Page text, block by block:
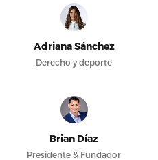
Adriana Sánchez
Derecho y deporte
Brian Díaz
Presidente & Fundador